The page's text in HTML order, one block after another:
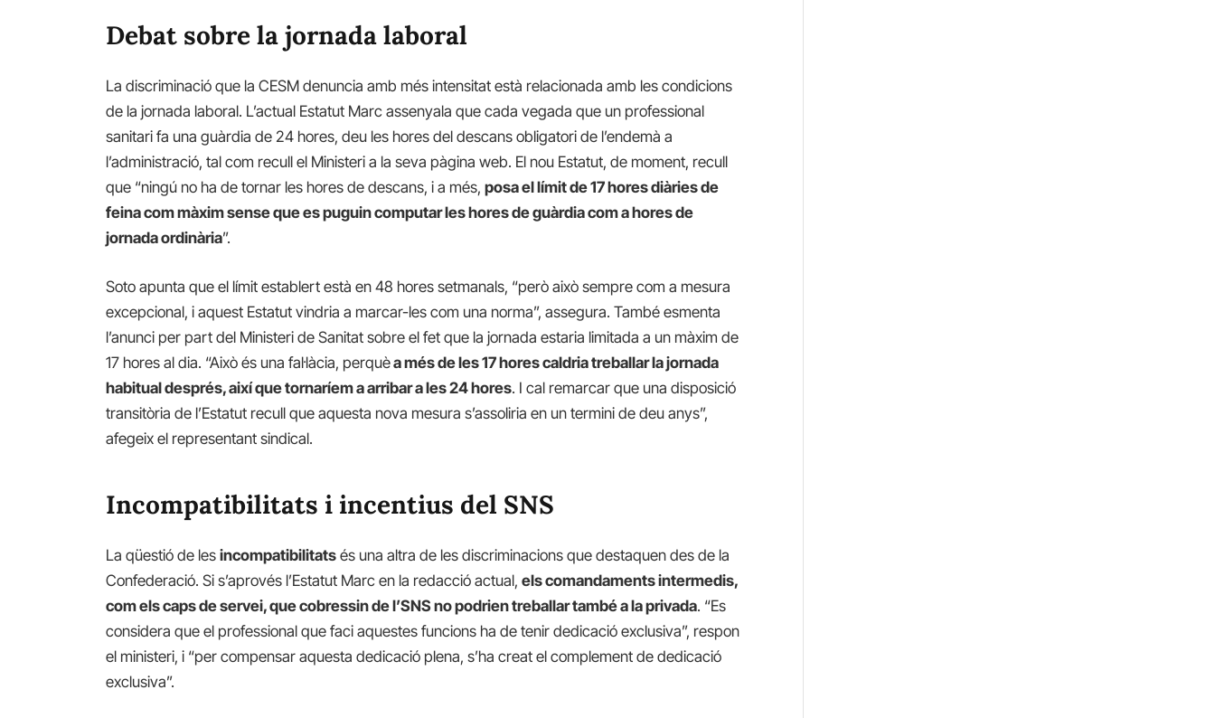
Debat sobre la jornada laboral
La discriminació que la CESM denuncia amb més intensitat està relacionada amb les condicions
de la jornada laboral. L’actual Estatut Marc assenyala que cada vegada que un professional
sanitari fa una guàrdia de 24 hores, deu les hores del descans obligatori de l’endemà a
l’administració, tal com recull el Ministeri a la seva pàgina web. El nou Estatut, de moment, recull
que “ningú no ha de tornar les hores de descans, i a més,posa el límit de 17 hores diàries de
feina com màxim sense que es puguin computar les hores de guàrdia com a hores de
jornada ordinària”.
Soto apunta que el límit establert està en 48 hores setmanals, “però això sempre com a mesura
excepcional, i aquest Estatut vindria a marcar-les com una norma”, assegura. També esmenta
l’anunci per part del Ministeri de Sanitat sobre el fet que la jornada estaria limitada a un màxim de
17 hores al dia. “Això és una fal·làcia, perquèa més de les 17 hores caldria treballar la jornada
habitual després, així que tornaríem a arribar a les 24 hores. I cal remarcar que una disposició
transitòria de l’Estatut recull que aquesta nova mesura s’assoliria en un termini de deu anys”,
afegeix el representant sindical.
Incompatibilitats i incentius del SNS
La qüestió de lesincompatibilitats és una altra de les discriminacions que destaquen des de la
Confederació. Si s’aprovés l’Estatut Marc en la redacció actual,els comandaments intermedis,
com els caps de servei, que cobressin de l’SNS no podrien treballar també a la privada. “Es
considera que el professional que faci aquestes funcions ha de tenir dedicació exclusiva”, respon
el ministeri, i “per compensar aquesta dedicació plena, s’ha creat el complement de dedicació
exclusiva”.